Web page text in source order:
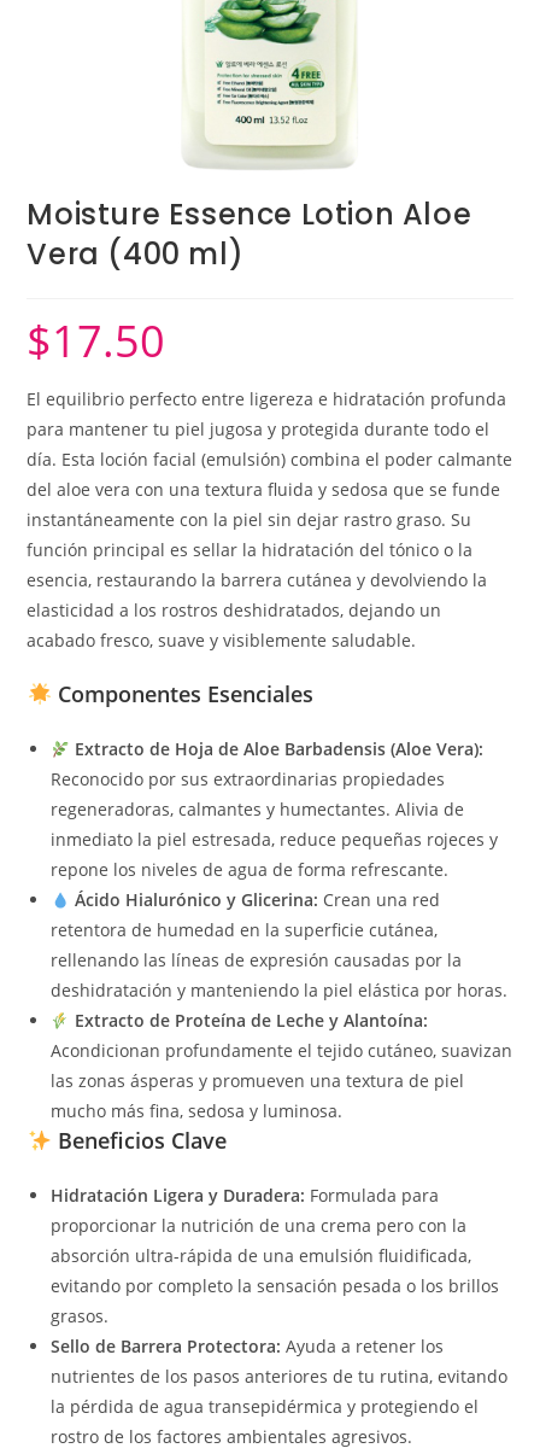
Moisture Essence Lotion Aloe
Vera (400 ml)
$17.50
El equilibrio perfecto entre ligereza e hidratación profunda
para mantener tu piel jugosa y protegida durante todo el
día. Esta loción facial (emulsión) combina el poder calmante
del aloe vera con una textura fluida y sedosa que se funde
instantáneamente con la piel sin dejar rastro graso. Su
función principal es sellar la hidratación del tónico o la
esencia, restaurando la barrera cutánea y devolviendo la
elasticidad a los rostros deshidratados, dejando un
acabado fresco, suave y visiblemente saludable.
Componentes Esenciales
Extracto de Hoja de Aloe Barbadensis (Aloe Vera):
Reconocido por sus extraordinarias propiedades
regeneradoras, calmantes y humectantes. Alivia de
inmediato la piel estresada, reduce pequeñas rojeces y
repone los niveles de agua de forma refrescante.
Ácido Hialurónico y Glicerina: Crean una red
retentora de humedad en la superficie cutánea,
rellenando las líneas de expresión causadas por la
deshidratación y manteniendo la piel elástica por horas.
Extracto de Proteína de Leche y Alantoína:
Acondicionan profundamente el tejido cutáneo, suavizan
las zonas ásperas y promueven una textura de piel
mucho más fina, sedosa y luminosa.
Beneficios Clave
Hidratación Ligera y Duradera: Formulada para
proporcionar la nutrición de una crema pero con la
absorción ultra-rápida de una emulsión fluidificada,
evitando por completo la sensación pesada o los brillos
grasos.
Sello de Barrera Protectora: Ayuda a retener los
nutrientes de los pasos anteriores de tu rutina, evitando
la pérdida de agua transepidérmica y protegiendo el
rostro de los factores ambientales agresivos.